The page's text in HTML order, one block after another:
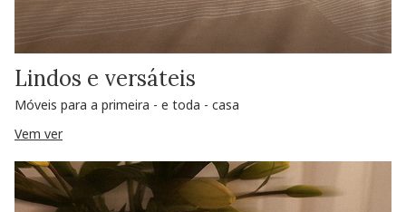
Lindos e versáteis
Móveis para a primeira - e toda - casa
Vem ver